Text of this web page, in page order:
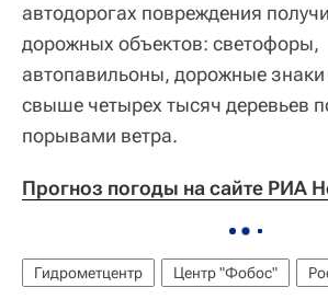
автодорогах повреждения
дорожных объектов: светофоры,
автопавильоны, дорожные
свыше четырех тысяч деревьев
порывами ветра.
Прогноз погоды на сайте РИА
Гидрометцентр Центр "Фобос"